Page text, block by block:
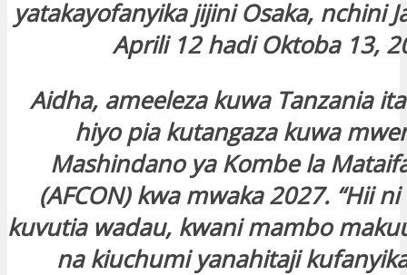
yatakayofanyika jijini Osaka, nchini
Aprili 12 hadi Oktoba 13,
Aidha, ameeleza kuwa Tanzania
hiyo pia kutangaza kuwa
Mashindano ya Kombe la
(AFCON) kwa mwaka 2027. “Hii
kuvutia wadau, kwani mambo
na kiuchumi yanahitaji